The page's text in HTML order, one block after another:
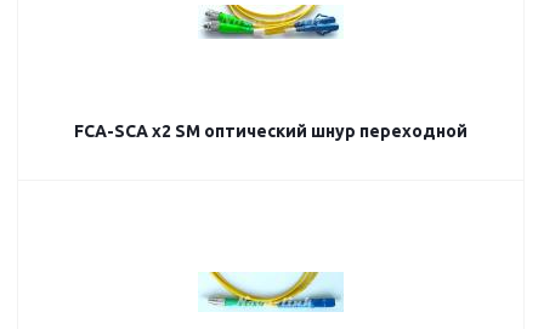
FCA-SCA х2 SM оптический шнур переходной